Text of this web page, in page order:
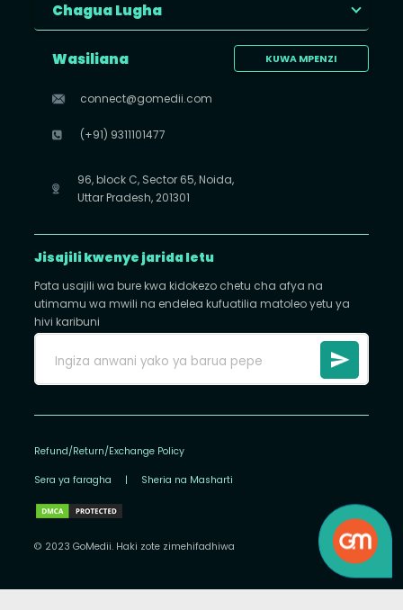
Chagua Lugha
KUWA MPENZI
Wasiliana
connect@gomedii.com
(+91) 9311101477
96, block C, Sector 65, Noida,
Uttar Pradesh, 201301
Jisajili kwenye jarida letu
Pata usajili wa bure kwa kidokezo chetu cha afya na
utimamu wa mwili na endelea kufuatilia matoleo yetu ya
hivi karibuni
Refund/Return/Exchange Policy
Sera ya faragha | Sheria na Masharti
© 2023 GoMedii. Haki zote zimehifadhiwa